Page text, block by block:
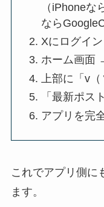
（iPhoneな
なら Google
Xにログイン
ホーム画面
上部に「v
「最新ポス
アプリを完
これでアプリ側に
ます。